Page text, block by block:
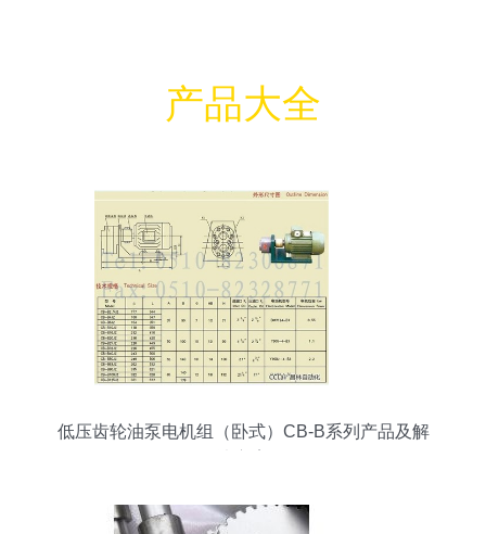
产品大全
低压齿轮油泵电机组（卧式）CB-B系列产品及解